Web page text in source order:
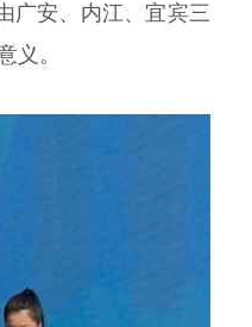
广安、内江、宜宾三
义。